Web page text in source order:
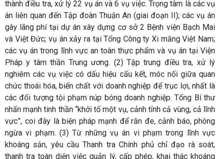
thành điều tra, xử lý 22 vụ án và 6 vụ việc. Trọng tâm là các vụ
án liên quan đến Tập đoàn Thuận An (giai đoạn II); các vụ án
gây lãng phí tại dự án xây dựng cơ sở 2 Bệnh viện Bạch Mai
và Việt Đức; vụ án xảy ra tại Tổng Công ty Xi măng Việt Nam;
các vụ án trong lĩnh vực an toàn thực phẩm và vụ án tại Viện
Pháp y tâm thần Trung ương. (2) Tập trung điều tra, xử lý
nghiêm các vụ việc có dấu hiệu cấu kết, móc nối giữa quan
chức thoái hóa, biến chất với doanh nghiệp để trục lợi, nhất là
các đối tượng tội phạm núp bóng doanh nghiệp. Tổng Bí thư
nhấn mạnh tinh thần “khởi tố một vụ, cảnh tỉnh cả vùng, cả lĩnh
vực”, coi đây là biện pháp mạnh để răn đe, cảnh báo, phòng
ngừa vi phạm. (3) Từ những vụ án vi phạm trong lĩnh vực
khoáng sản, yêu cầu Thanh tra Chính phủ chỉ đạo rà soát,
thanh tra toàn diện việc quản lý, cấp phép, khai thác khoáng